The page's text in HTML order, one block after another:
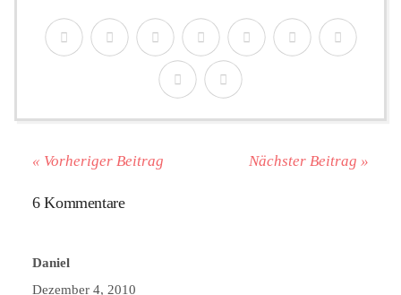
« Vorheriger Beitrag Nächster Beitrag »
6 Kommentare
Daniel
Dezember 4, 2010